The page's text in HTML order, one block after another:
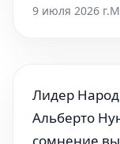
9 июля 2026 г.
Лидер
Альберто
сомнение